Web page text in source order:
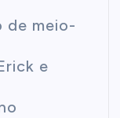
de meio-
e